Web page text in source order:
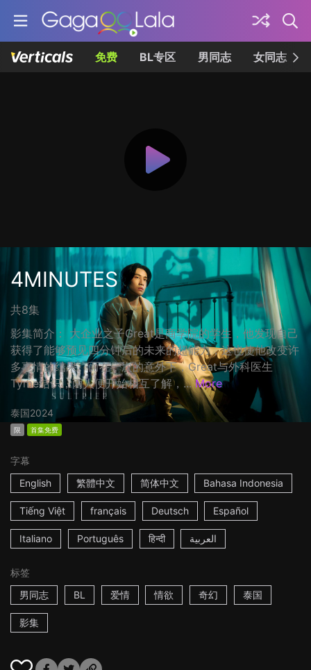
免费 BL专区 男同志 女同志
4MINUTES
共8集
影集简介： 大企业之子Great是商学院的学生，他发现自己
获得了能够预见四分钟后的未来的超能力，这也使他改变许
多事情的结果。而在一次的意外下，Great与外科医生
Tyme结识，两人便开始相互了解，... More
泰国2024
限 首集免费
字幕
English
繁體中文 简体中文 Bahasa Indonesia
Tiếng Việt français Deutsch Español
Italiano Português हिन्दी العربية
标签
男同志
BL 爱情 情欲 奇幻 泰国
影集